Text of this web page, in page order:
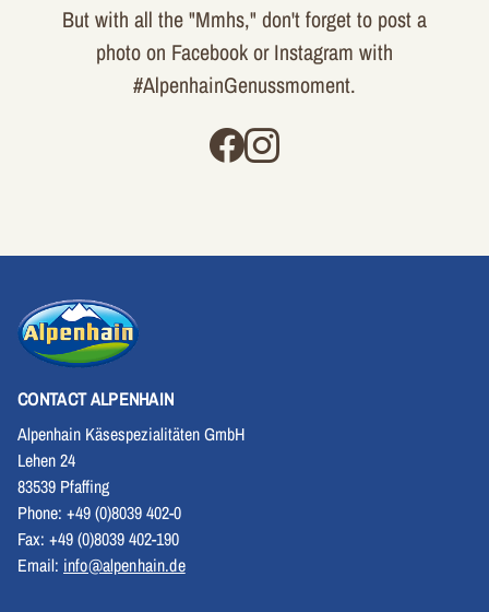
But with all the "Mmhs," don't forget to post a
photo on Facebook or Instagram with
#AlpenhainGenussmoment.
CONTACT ALPENHAIN
Alpenhain Käsespezialitäten GmbH
Lehen 24
83539 Pfaffing
Phone: +49 (0)8039 402-0
Fax: +49 (0)8039 402-190
Email: info@alpenhain.de